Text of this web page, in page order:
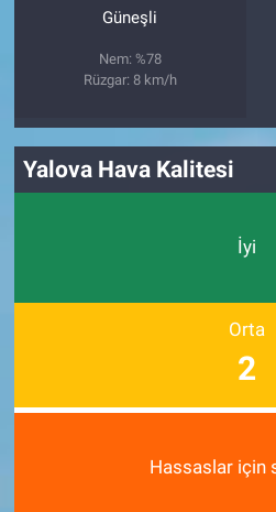
Güneşli
Nem: %78
Rüzgar: 8 km/h
Yalova Hava Kalitesi
İyi
Orta
2
Hassaslar için